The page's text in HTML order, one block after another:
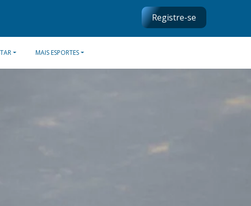
Registre-se
MAIS ESPORTES